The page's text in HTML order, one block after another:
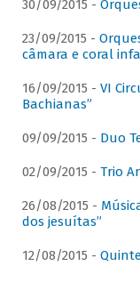
30/09/2015 -
23/09/2015 -
câmara e coral
16/09/2015 - VI
Bachianas”
09/09/2015 - Duo
02/09/2015 - Trio
26/08/2015 -
dos jesuítas”
12/08/2015 -